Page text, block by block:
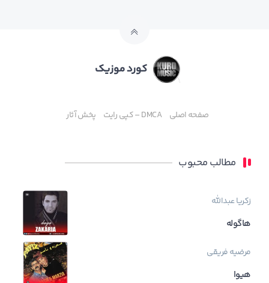
کورد موزیک
صفحه اصلی DMCA – کپی رایت پخش آثار
مطالب محبوب
زکریا عبدالله
هاگوله
مرضیه فریقی
هیوا